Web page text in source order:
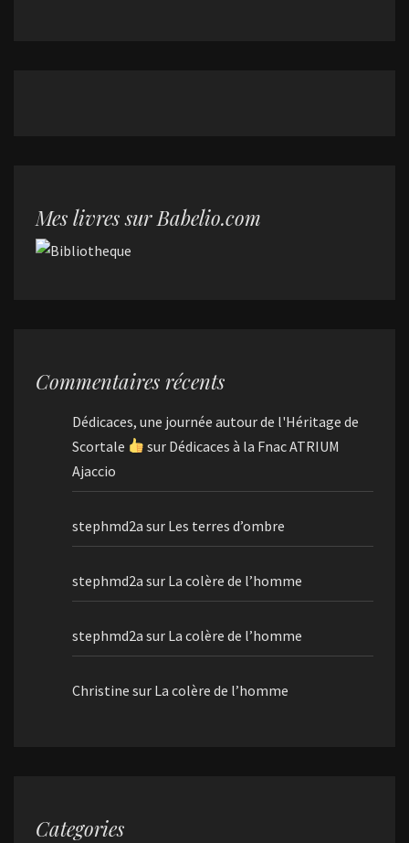
Mes livres sur Babelio.com
Commentaires récents
Dédicaces, une journée autour de l'Héritage de
Scortale
sur Dédicaces à la Fnac ATRIUM
Ajaccio
stephmd2a sur Les terres d’ombre
stephmd2a sur La colère de l’homme
stephmd2a sur La colère de l’homme
Christine sur La colère de l’homme
Categories